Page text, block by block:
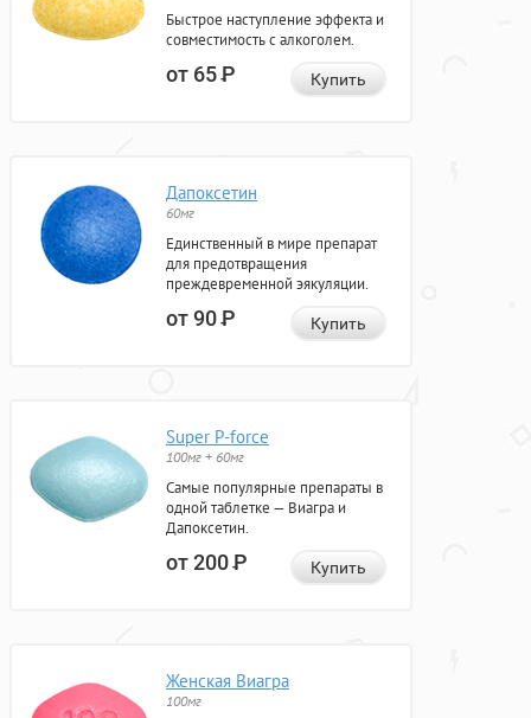
Быстрое наступление эффекта и
совместимость с алкоголем.
от 65Р Купить
Дапоксетин
60мг
Единственный в мире препарат
для предотвращения
преждевременной эякуляции.
от 90Р Купить
Super P-force
100мг + 60мг
Самые популярные препараты в
одной таблетке — Виагра и
Дапоксетин.
от 200Р Купить
Женская Виагра
100мг